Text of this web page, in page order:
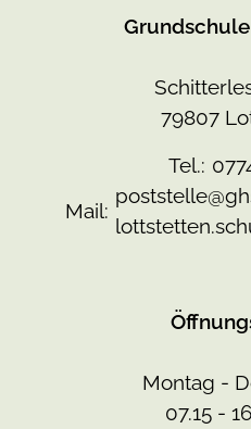
79807
Tel.:
Mail:
Montag -
07.15 -